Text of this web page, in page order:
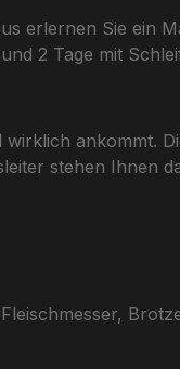
erlernen Sie ein
2 Tage mit
ankommt.
stehen Ihnen